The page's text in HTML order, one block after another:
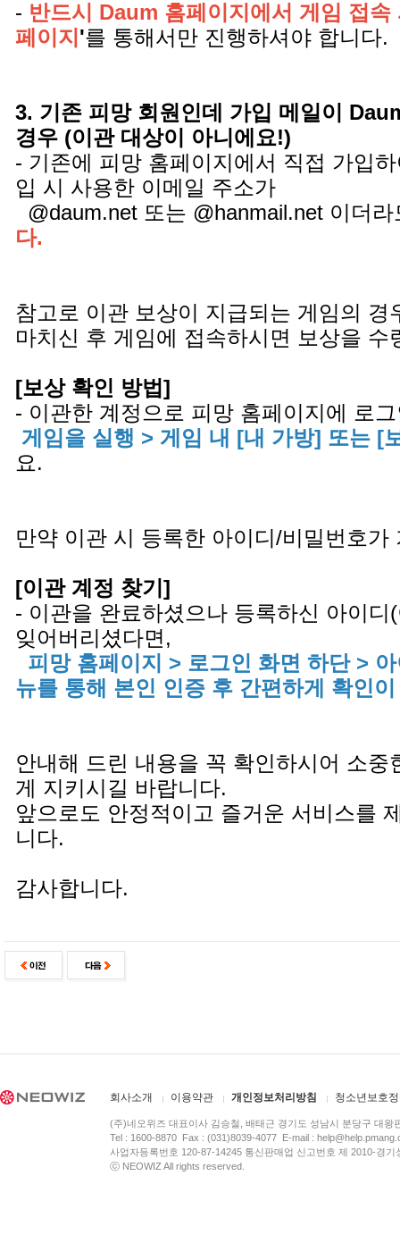
- 반드시 Daum 홈페이지에서 게임 접
페이지 '를 통해서만 진행하셔야 합니다.
3. 기존 피망 회원인데 가입 메일이
경우 (이관 대상이 아니에요!)
- 기존에 피망 홈페이지에서 직접 가입
입 시 사용한 이메일 주소가
@daum.net 또는 @hanmail.net 이더
다.
참고로 이관 보상이 지급되는 게임의 경
마치신 후 게임에 접속하시면 보상을 수
[보상 확인 방법]
- 이관한 계정으로 피망 홈페이지에 로
게임을 실행 > 게임 내 [내 가방] 또는 [
요.
만약 이관 시 등록한 아이디/비밀번호가
[이관 계정 찾기]
- 이관을 완료하셨으나 등록하신 아이디
잊어버리셨다면,
피망 홈페이지 > 로그인 화면 하단 >
뉴를 통해 본인 인증 후 간편하게 확인
안내해 드린 내용을 꼭 확인하시어 소중
게 지키시길 바랍니다.
앞으로도 안정적이고 즐거운 서비스를
니다.
감사합니다.
회사소개 이용약관 개인정보처리방침 청소년보호
(주)네오위즈 대표이사 김승철, 배태근 경기도 성남시 분당구 대왕
Tel : 1600-8870 Fax : (031)8039-4077 E-mail :
사업자등록번호 120-87-14245 통신판매업 신고번호 제 2010-경
ⓒ NEOWIZ All rights reserved.